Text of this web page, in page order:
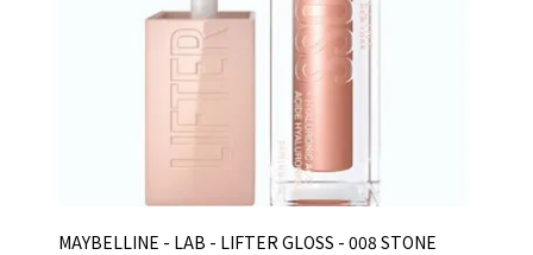
MAYBELLINE - LAB - LIFTER GLOSS - 008 STONE